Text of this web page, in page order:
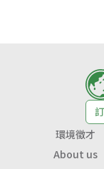
環境徵才
About us